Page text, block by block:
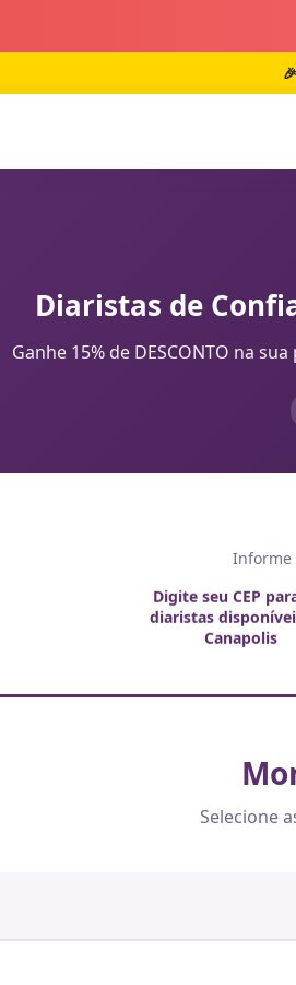
Diaristas de
Ganhe 15% de DESCONTO na
Informe
Digite seu CEP
diaristas
Canapolis
Selecione